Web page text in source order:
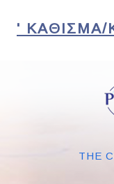
' ΚΑΘΊΣΜΑ/
THE